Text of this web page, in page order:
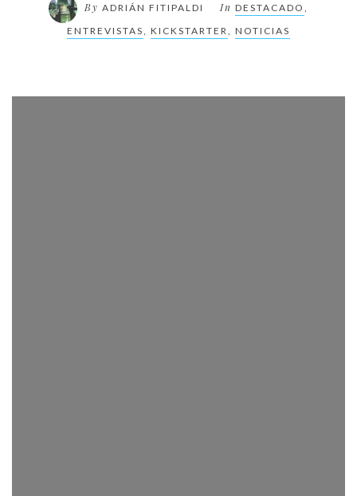
By ADRIÁN FITIPALDI In DESTACADO ,
ENTREVISTAS, KICKSTARTER, NOTICIAS